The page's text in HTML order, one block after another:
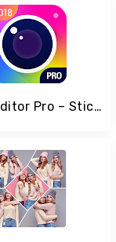
Photo Editor Pro – Sticker, Filter, Collage Maker